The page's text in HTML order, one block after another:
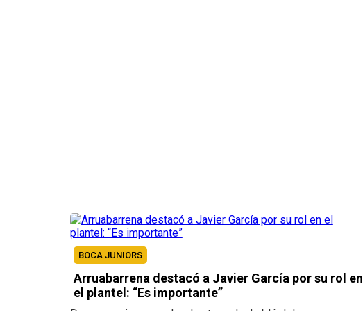
BOCA JUNIORS
Arruabarrena destacó a Javier García por su rol en
el plantel: “Es importante”